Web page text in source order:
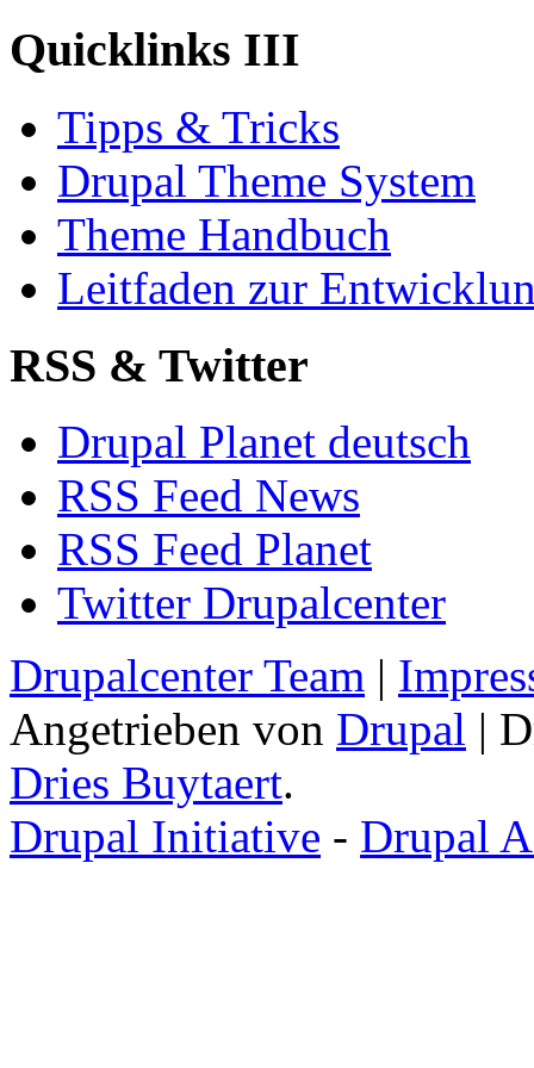
Quicklinks III
Tipps & Tricks
Drupal Theme System
Theme Handbuch
Leitfaden zur
RSS & Twitter
Drupal Planet deutsch
RSS Feed News
RSS Feed Planet
Twitter Drupalcenter
Drupalcenter Team |
Angetrieben von Drupal |
Dries Buytaert.
Drupal Initiative - Drupal